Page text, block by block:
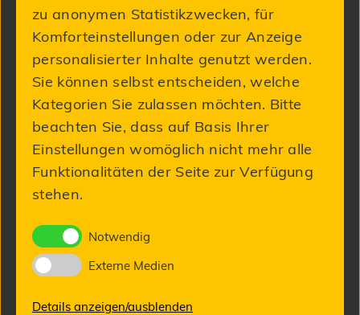
99,00 €
zu anonymen Statistikzwecken, für
Komforteinstellungen oder zur Anzeige
personalisierter Inhalte genutzt werden.
Sie können selbst entscheiden, welche
Kategorien Sie zulassen möchten. Bitte
beachten Sie, dass auf Basis Ihrer
Einstellungen womöglich nicht mehr alle
Funktionalitäten der Seite zur Verfügung
stehen.
Notwendig
Externe Medien
Details anzeigen/ausblenden